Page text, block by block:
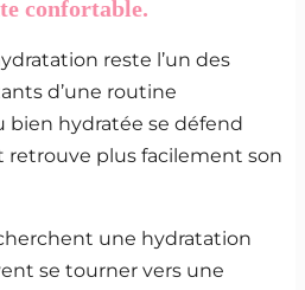
confortable.
reste l’un des
d’une routine
bien hydratée se défend
retrouve plus facilement son
une hydratation
se tourner vers une